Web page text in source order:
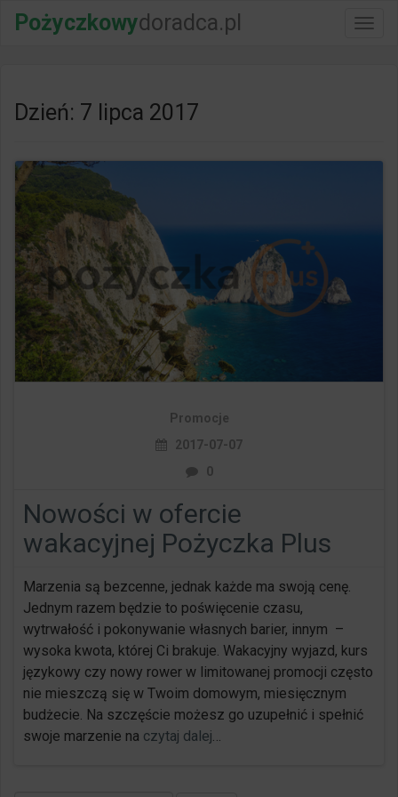
Włącz
Pożyczkowydoradca.pl
Dzień: 7 lipca 2017
Promocje
2017-07-07
0
Nowości w ofercie
wakacyjnej Pożyczka Plus
Marzenia są bezcenne, jednak każde ma swoją cenę.
Jednym razem będzie to poświęcenie czasu,
wytrwałość i pokonywanie własnych barier, innym –
wysoka kwota, której Ci brakuje. Wakacyjny wyjazd, kurs
językowy czy nowy rower w limitowanej promocji często
nie mieszczą się w Twoim domowym, miesięcznym
budżecie. Na szczęście możesz go uzupełnić i spełnić
swoje marzenie na czytaj dalej…